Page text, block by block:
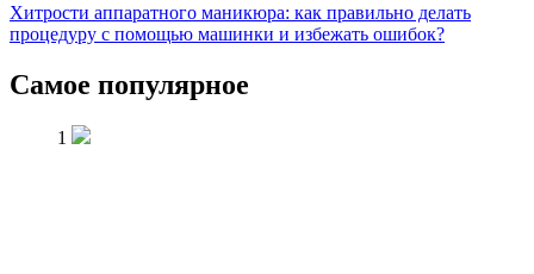
Хитрости аппаратного маникюра: как правильно делать
процедуру с помощью машинки и избежать ошибок?
Самое популярное
1